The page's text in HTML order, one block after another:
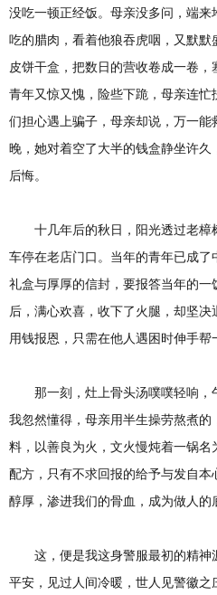
没吃一顿正经饭。母亲没多问，端
吃的腊肉，看着他狼吞虎咽，又默
皮饼干盒，把数日的营收卷成一卷，
青年又惊又愧，险些下跪，母亲连
们担心遇上骗子，母亲却说，万一
晚，她对着空了大半的钱盒静坐许
后悔。
十几年后的秋日，阳光透过老
车停在老店门口。当年的青年已成
礼盒与厚厚的信封，要报答当年的
后，满心欢喜，收下了火腿，却坚
用钱报恩，只需在他人遇困时伸手帮
那一刻，灶上骨头汤噗噗轻响，
我忽然懂得，母亲用半生操劳熬煮
料，以善良为火，文火慢炖着一锅名
配方，只有不求回报的给予与发自
醇厚，渗进我们的骨血，成为做人的
这，便是我这身警服最初的精
平安，见过人间冷暖，世人见警徽之